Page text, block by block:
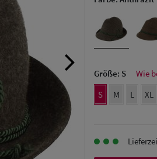
Größe: S
Wie
S
M L XL